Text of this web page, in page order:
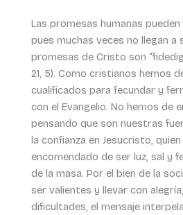
Las promesas humanas
pues muchas veces no llegan a
promesas de Cristo son
21, 5). Como cristianos hemos
cualificados para fecundar y
con el Evangelio. No hemos de
pensando que son nuestras
la confianza en Jesucristo,
encomendado de ser luz, sal y
de la masa. Por el bien de la
ser valientes y llevar con
dificultades, el mensaje